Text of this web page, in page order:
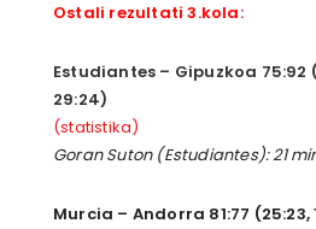
Ostali rezultati 3.kola:
Estudiantes – Gipuzkoa 75:92
29:24)
(statistika)
Goran Suton (Estudiantes): 21
Murcia – Andorra 81:77 (25:23,